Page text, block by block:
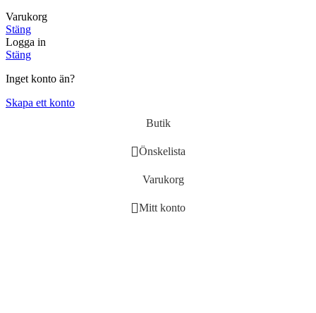
Varukorg
Stäng
Logga in
Stäng
Inget konto än?
Skapa ett konto
Butik
Önskelista
Varukorg
Mitt konto